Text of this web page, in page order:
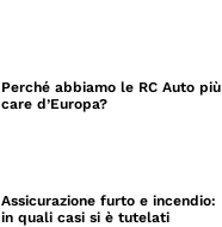
Perché abbiamo le RC Auto più
care d’Europa?
Assicurazione furto e incendio:
in quali casi si è tutelati